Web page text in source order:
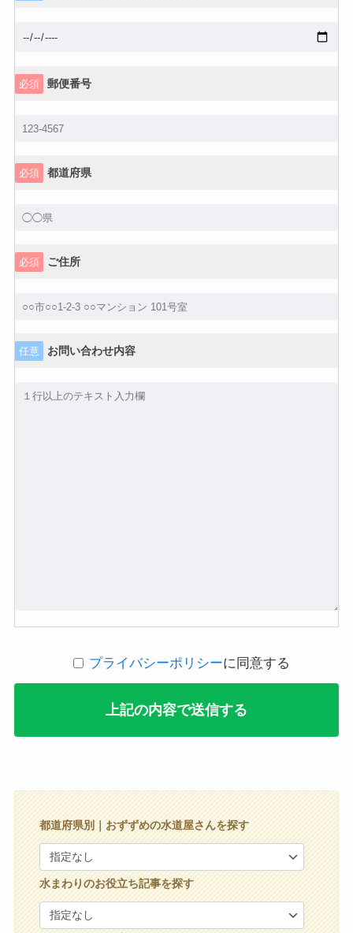
必須 郵便番号
必須 都道府県
必須 ご住所
任意 お問い合わせ内容
プライバシーポリシーに同意する
都道府県別｜おずずめの水道屋さんを探す
水まわりのお役立ち記事を探す